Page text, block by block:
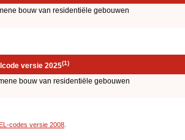
bouw van residentiële gebouwen
versie 2025(1)
bouw van residentiële gebouwen
codes versie 2008